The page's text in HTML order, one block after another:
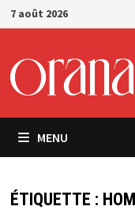
Passer
au
7 août 2026
MENU
ÉTIQUETTE :